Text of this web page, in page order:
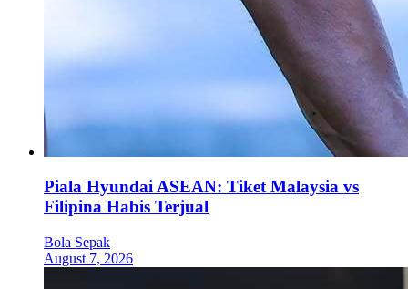
Piala Hyundai ASEAN: Tiket Malaysia vs
Filipina Habis Terjual
Bola Sepak
August 7, 2026